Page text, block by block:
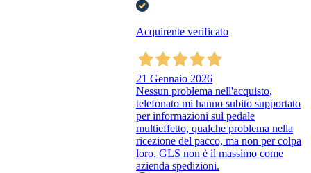
Acquirente verificato
21 Gennaio 2026
Nessun problema nell'acquisto,
telefonato mi hanno subito supportato
per informazioni sul pedale
multieffetto, qualche problema nella
ricezione del pacco, ma non per colpa
loro, GLS non è il massimo come
azienda spedizioni.